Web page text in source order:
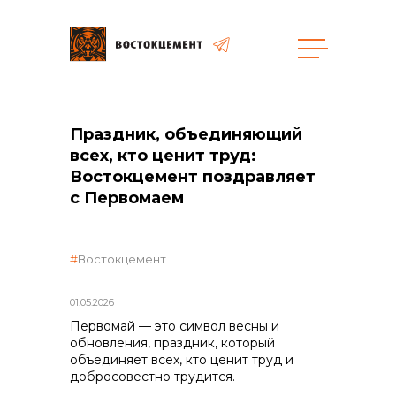
Объекты
общая информация
объявленные закупки
реализация неликвидов
контакты отдела закупок
Праздник, объединяющий
всех, кто ценит труд:
Востокцемент поздравляет
с Первомаем
01.05.2026
Востокцемент
Первомай — это символ весны и
обновления, праздник, который
объединяет всех, кто ценит труд и
добросовестно трудится.